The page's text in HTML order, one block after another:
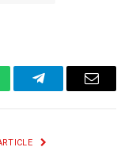
TelegramEmail